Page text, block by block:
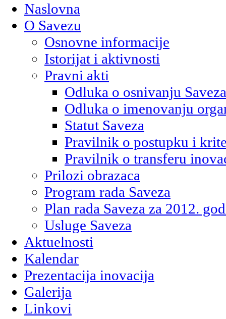
Naslovna
O Savezu
Osnovne informacije
Istorijat i aktivnosti
Pravni akti
Odluka o osnivanju Saveza
Odluka o imenovanju
Statut Saveza
Pravilnik o postupku i
Pravilnik o transferu
Prilozi obrazaca
Program rada Saveza
Plan rada Saveza za 2012.
Usluge Saveza
Aktuelnosti
Kalendar
Prezentacija inovacija
Galerija
Linkovi